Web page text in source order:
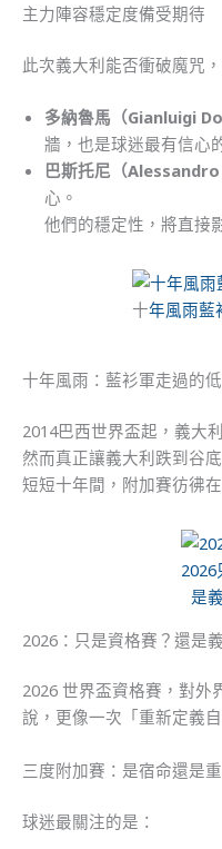
主力陣容穩定度備受期待
此次義大利能否衝破魔咒
多納魯馬（Gianluigi
牆，也是球迷最有信心
巴斯托尼（Alessandro
心。
他們的穩定性，將直接
十年風雨藍
十年風雨：藍衫軍走過的
2014巴西世界盃起，義大
然而真正讓義大利跌到谷
短短十年間，附加賽彷彿
是
2026：只是資格賽？還是
2026 世界盃資格賽，對外
說，更像一次「重新定義
三度附加賽：是宿命還是
球迷最關注的是：